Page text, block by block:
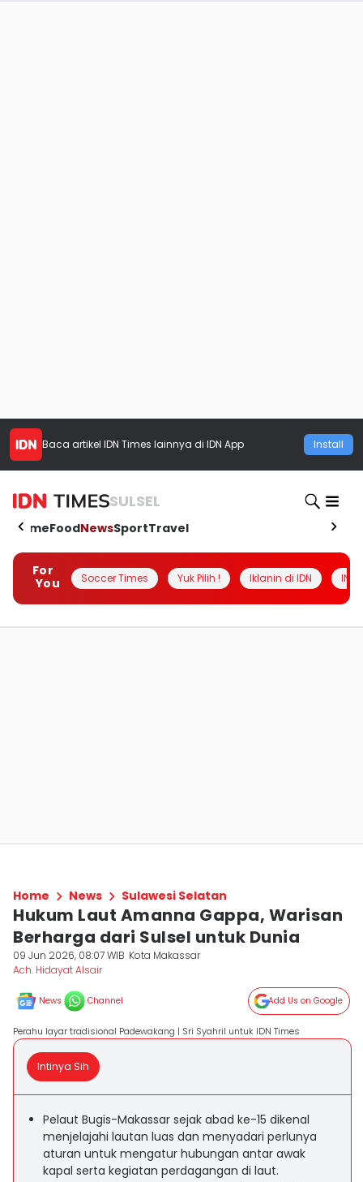
Baca artikel IDN Times lainnya di IDN App Install
SULSEL
HomeFoodNewsSportTravel
For
You
Soccer Times Yuk Pilih ! Iklanin di IDN
Home News Sulawesi Selatan
Hukum Laut Amanna Gappa, Warisan
Berharga dari Sulsel untuk Dunia
09 Jun 2026, 08:07 WIB Kota Makassar
Ach. Hidayat Alsair
News Channel Add Us on Google
Perahu layar tradisional Padewakang | Sri Syahril untuk IDN Times
Intinya Sih
Pelaut Bugis-Makassar sejak abad ke-15 dikenal
menjelajahi lautan luas dan menyadari perlunya
aturan untuk mengatur hubungan antar awak
kapal serta kegiatan perdagangan di laut.